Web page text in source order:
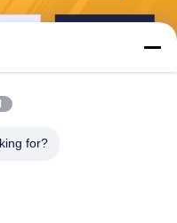
for?